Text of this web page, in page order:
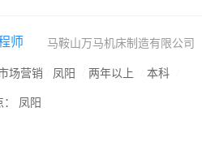
师 马鞍山万马机床制造有限公司
场营销 凤阳 两年以上 本科
： 凤阳